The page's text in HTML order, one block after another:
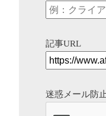
記事URL
迷惑メール防